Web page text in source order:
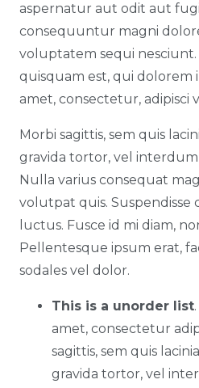
aspernatur aut odit aut
consequuntur magni
voluptatem sequi
quisquam est, qui dolorem
amet, consectetur, adipisci
Morbi sagittis, sem quis
gravida tortor, vel
Nulla varius consequat
volutpat quis.
luctus. Fusce id mi diam,
Pellentesque ipsum erat,
sodales vel dolor.
This is a unorder list
amet, consectetur
sagittis, sem quis
gravida tortor, vel